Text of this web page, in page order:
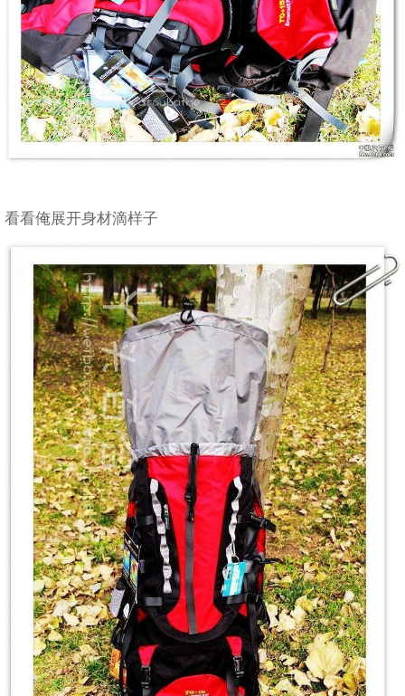
看看俺展开身材滴样子